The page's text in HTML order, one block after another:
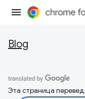
Blog
Эта страница